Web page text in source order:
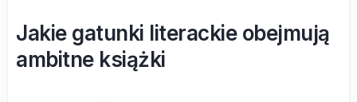
Jakie gatunki literackie obejmują
ambitne książki